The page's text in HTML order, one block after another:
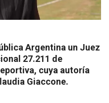
Argentina un Juez
27.211 de
cuya autoría
Giaccone.